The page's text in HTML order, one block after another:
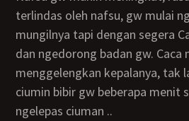
terlindas oleh nafsu, gw mulai
mungilnya tapi dengan segera
dan ngedorong badan gw. Caca
menggelengkan kepalanya, tak
ciumin bibir gw beberapa menit
ngelepas ciuman ..